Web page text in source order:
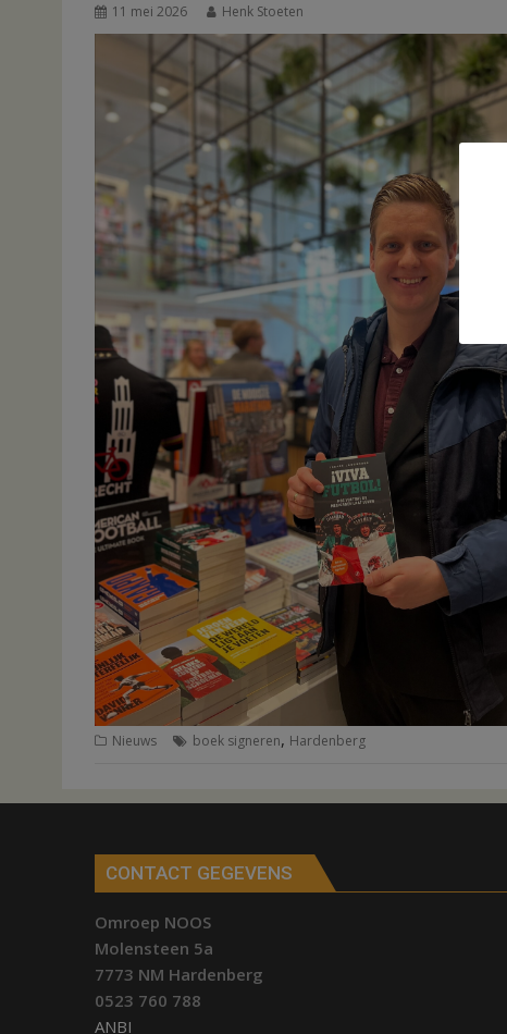
11 mei 2026 Henk Stoeten
Nieuws boek signeren, Hardenberg
CONTACT GEGEVENS
Omroep NOOS
Molensteen 5a
7773 NM Hardenberg
0523 760 788
ANBI